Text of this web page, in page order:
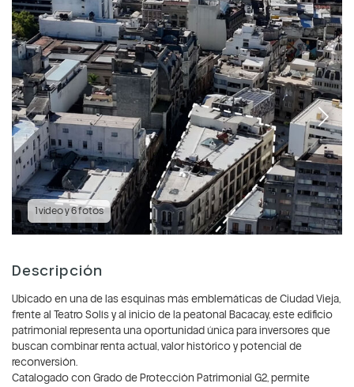
1 video y 6 fotos
Descripción
Ubicado en una de las esquinas más emblemáticas de Ciudad Vieja,
frente al Teatro Solís y al inicio de la peatonal Bacacay, este edificio
patrimonial representa una oportunidad única para inversores que
buscan combinar renta actual, valor histórico y potencial de
reconversión.
Catalogado con Grado de Protección Patrimonial G2, permite